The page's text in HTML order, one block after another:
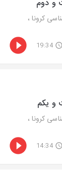
و دوم
کرونا ،
19:34
و یکم
کرونا ،
14:34